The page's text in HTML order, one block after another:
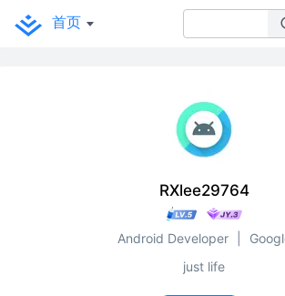
首页
RXlee29764
Android Developer
just life